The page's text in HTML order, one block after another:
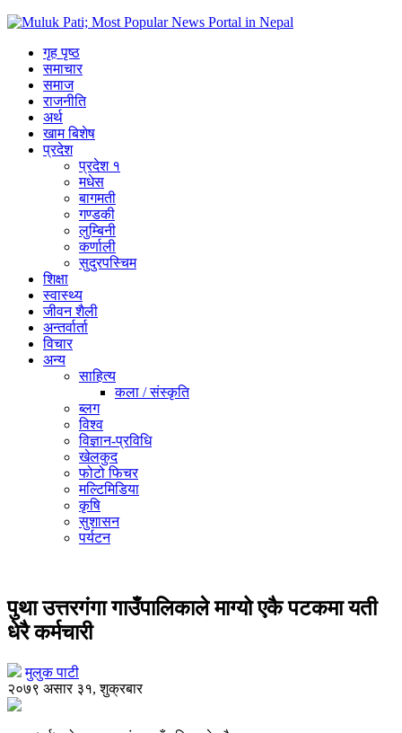
गृह पृष्ठ
समाचार
समाज
राजनीति
अर्थ
खाम बिशेष
प्रदेश
प्रदेश १
मधेस
बागमती
गण्डकी
लुम्बिनी
कर्णाली
सुदुरपस्चिम
शिक्षा
स्वास्थ्य
जीवन शैली
अन्तर्वार्ता
विचार
अन्य
साहित्य
कला / संस्कृति
ब्लग
विश्व
विज्ञान-प्रविधि
खेलकुद
फोटो फिचर
मल्टिमिडिया
कृषि
सुशासन
पर्यटन
पुथा उत्तरगंगा गाउँपालिकाले माग्यो एकै पटकमा यती
धेरै कर्मचारी
मुलुक पाटी
२०७९ असार ३१, शुक्रबार